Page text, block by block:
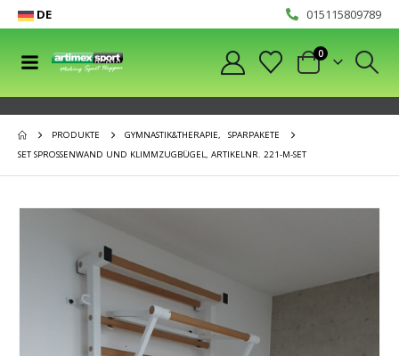
DE 015115809789
0
PRODUKTE GYMNASTIK&THERAPIE,
SPARPAKETE
SET SPROSSENWAND UND KLIMMZUGBÜGEL, ARTIKELNR. 221-M-SET